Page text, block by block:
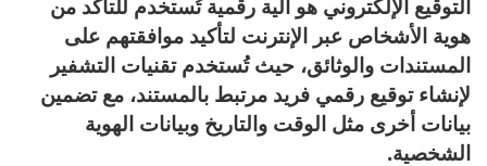
التوقيع الإلكتروني هو آلية رقمية تُستخدم للتأكد من
هوية الأشخاص عبر الإنترنت لتأكيد موافقتهم على
المستندات والوثائق، حيث تُستخدم تقنيات التشفير
لإنشاء توقيع رقمي فريد مرتبط بالمستند، مع تضمين
بيانات أخرى مثل الوقت والتاريخ وبيانات الهوية
الشخصية.